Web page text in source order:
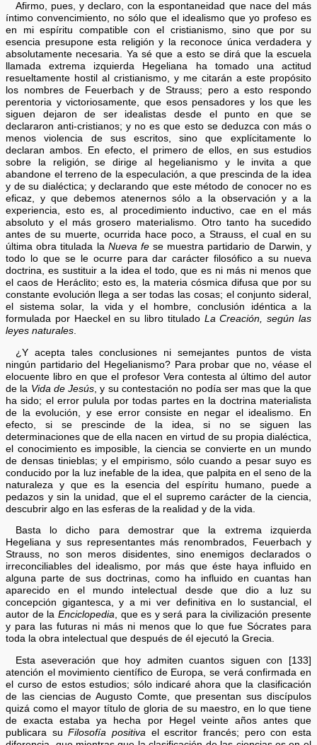
Afirmo, pues, y declaro, con la espontaneidad que nace del más
íntimo convencimiento, no sólo que el idealismo que yo profeso es
en mi espíritu compatible con el cristianismo, sino que por su
esencia presupone esta religión y la reconoce única verdadera y
absolutamente necesaria. Ya sé que a esto se dirá que la escuela
llamada extrema izquierda Hegeliana ha tomado una actitud
resueltamente hostil al cristianismo, y me citarán a este propósito
los nombres de Feuerbach y de Strauss; pero a esto respondo
perentoria y victoriosamente, que esos pensadores y los que les
siguen dejaron de ser idealistas desde el punto en que se
declararon anti-cristianos; y no es que esto se deduzca con más o
menos violencia de sus escritos, sino que explícitamente lo
declaran ambos. En efecto, el primero de ellos, en sus estudios
sobre la religión, se dirige al hegelianismo y le invita a que
abandone el terreno de la especulación, a que prescinda de la idea
y de su dialéctica; y declarando que este método de conocer no es
eficaz, y que debemos atenernos sólo a la observación y a la
experiencia, esto es, al procedimiento inductivo, cae en el más
absoluto y el más grosero materialismo. Otro tanto ha sucedido
antes de su muerte, ocurrida hace poco, a Strauss, el cual en su
última obra titulada la Nueva fese muestra partidario de Darwin, y
todo lo que se le ocurre para dar carácter filosófico a su nueva
doctrina, es sustituir a la idea el todo, que es ni más ni menos que
el caos de Heráclito; esto es, la materia cósmica difusa que por su
constante evolución llega a ser todas las cosas; el conjunto sideral,
el sistema solar, la vida y el hombre, conclusión idéntica a la
formulada por Haeckel en su libro titulado La Creación, según las
leyes naturales.
¿Y acepta tales conclusiones ni semejantes puntos de vista
ningún partidario del Hegelianismo? Para probar que no, véase el
elocuente libro en que el profesor Vera contesta al último del autor
de la Vida de Jesús , y su contestación no podía ser mas que la que
ha sido; el error pulula por todas partes en la doctrina materialista
de la evolución, y ese error consiste en negar el idealismo. En
efecto, si se prescinde de la idea, si no se siguen las
determinaciones que de ella nacen en virtud de su propia dialéctica,
el conocimiento es imposible, la ciencia se convierte en un mundo
de densas tinieblas; y el empirismo, sólo cuando a pesar suyo es
conducido por la luz inefable de la idea, que palpita en el seno de la
naturaleza y que es la esencia del espíritu humano, puede a
pedazos y sin la unidad, que el el supremo carácter de la ciencia,
descubrir algo en las esferas de la realidad y de la vida.
Basta lo dicho para demostrar que la extrema izquierda
Hegeliana y sus representantes más renombrados, Feuerbach y
Strauss, no son meros disidentes, sino enemigos declarados o
irreconciliables del idealismo, por más que éste haya influido en
alguna parte de sus doctrinas, como ha influido en cuantas han
aparecido en el mundo intelectual desde que dio a luz su
concepción gigantesca, y a mi ver definitiva en lo sustancial, el
autor de la Enciclopedia, que es y será para la civilización presente
y para las futuras ni más ni menos que lo que fue Sócrates para
toda la obra intelectual que después de él ejecutó la Grecia.
Esta aseveración que hoy admiten cuantos siguen con [133]
atención el movimiento científico de Europa, se verá confirmada en
el curso de estos estudios; sólo indicaré ahora que la clasificación
de las ciencias de Augusto Comte, que presentan sus discípulos
quizá como el mayor título de gloria de su maestro, en lo que tiene
de exacta estaba ya hecha por Hegel veinte años antes que
publicara suFilosofía positiva el escritor francés; pero con esta